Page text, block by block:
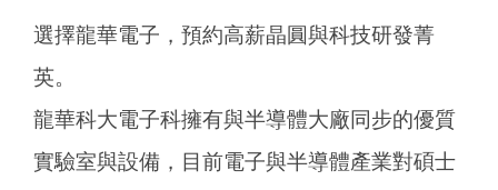
選擇龍華電子，預約高薪晶圓與科技研發菁
英。
龍華科大電子科擁有與半導體大廠同步的優質
實驗室與設備，目前電子與半導體產業對碩士